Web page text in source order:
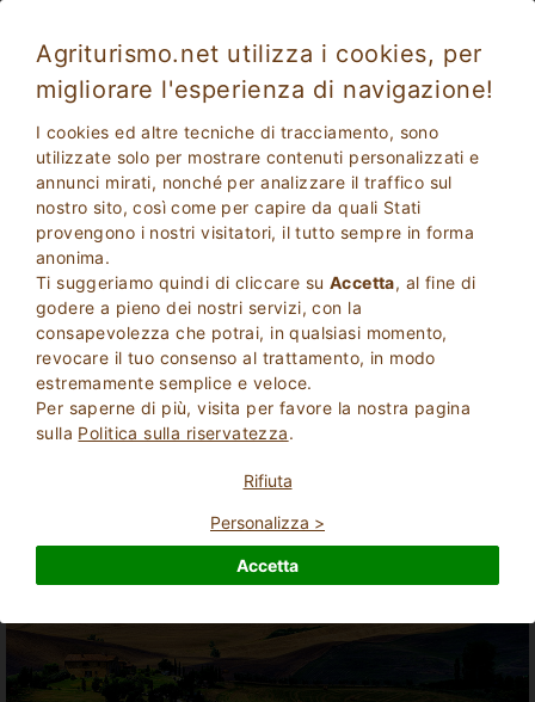
Agriturismo.net utilizza i cookies, per
migliorare l'esperienza di navigazione!
I cookies ed altre tecniche di tracciamento, sono
utilizzate solo per mostrare contenuti personalizzati e
annunci mirati, nonché per analizzare il traffico sul
nostro sito, così come per capire da quali Stati
provengono i nostri visitatori, il tutto sempre in forma
anonima.
Ti suggeriamo quindi di cliccare su Accetta, al fine di
godere a pieno dei nostri servizi, con la
consapevolezza che potrai, in qualsiasi momento,
revocare il tuo consenso al trattamento, in modo
estremamente semplice e veloce.
Per saperne di più, visita per favore la nostra pagina
sulla Politica sulla riservatezza.
Rifiuta
Personalizza >
Accetta
2Adulti
0Bambini CERCA
Vacanze in Residence in Italia